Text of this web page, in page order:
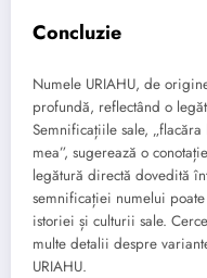
Concluzie
Numele URIAHU, de
profundă, reflectând o
Semnificațiile sale, „flacăra
mea”, sugerează o
legătură directă dovedită
semnificației numelui
istoriei și culturii sale.
multe detalii despre
URIAHU.